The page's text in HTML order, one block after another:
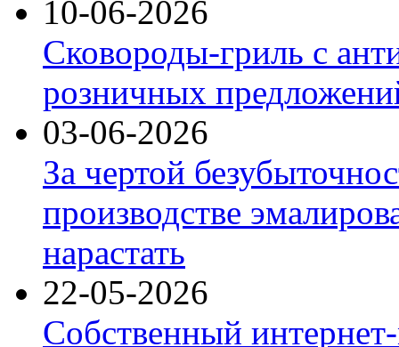
10-06-2026
Сковороды-гриль с
розничных
03-06-2026
За чертой
производстве
нарастать
22-05-2026
Собственный